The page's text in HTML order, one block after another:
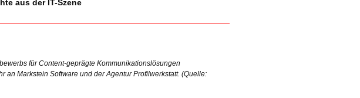
aus der IT-Szene
für Content-geprägte Kommunikationslösungen
Markstein Software und der Agentur Profilwerkstatt. (Quelle: